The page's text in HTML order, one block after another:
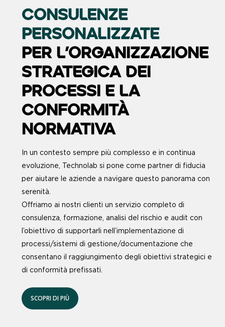
CONSULENZE
PERSONALIZZATE
PER L’ORGANIZZAZIONE
STRATEGICA DEI
PROCESSI E LA
CONFORMITÀ
NORMATIVA
In un contesto sempre più complesso e in continua
evoluzione, Technolab si pone come partner di fiducia
per aiutare le aziende a navigare questo panorama con
serenità.
Offriamo ai nostri clienti un servizio completo di
consulenza, formazione, analisi del rischio e audit con
l’obiettivo di supportarli nell’implementazione di
processi/sistemi di gestione/documentazione che
consentano il raggiungimento degli obiettivi strategici e
di conformità prefissati.
SCOPRI DI PIÙ